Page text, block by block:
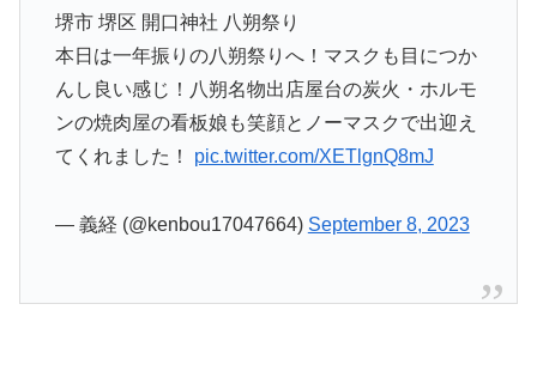
堺市 堺区 開口神社 八朔祭り
本日は一年振りの八朔祭りへ！マスクも目につか
んし良い感じ！八朔名物出店屋台の炭火・ホルモ
ンの焼肉屋の看板娘も笑顔とノーマスクで出迎え
てくれました！ pic.twitter.com/XETlgnQ8mJ
— 義経 (@kenbou17047664) September 8, 2023